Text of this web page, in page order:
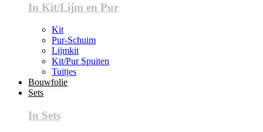
In Kit/Lijm en Pur
Kit
Pur-Schuim
Lijmkit
Kit/Pur Spuiten
Tuitjes
Bouwfolie
Sets
In Sets